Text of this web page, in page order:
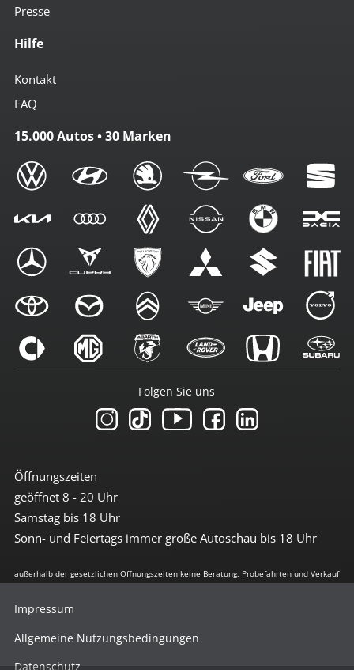
Presse
Hilfe
Kontakt
FAQ
15.000 Autos • 30 Marken
Öffnungszeiten
geöffnet 8 - 20 Uhr
Samstag bis 18 Uhr
Sonn- und Feiertags immer große Autoschau bis 18 Uhr
Folgen Sie uns
außerhalb der gesetzlichen Öffnungszeiten keine Beratung, Probefahrten und Verkauf
Impressum
Allgemeine Nutzungsbedingungen
Datenschutz